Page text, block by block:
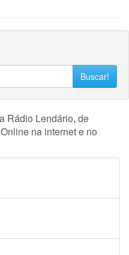
Buscar!
Rádio Lendário, de
na internet e no